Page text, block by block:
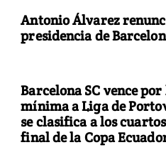
Antonio Álvarez
presidencia de
Barcelona SC vence por
mínima a Liga de
se clasifica a los
final de la Copa